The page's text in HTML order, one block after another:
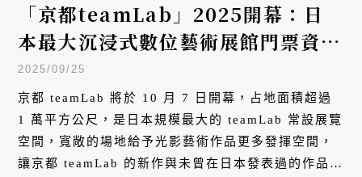
「京都teamLab」2025開幕：日
本最大沉浸式數位藝術展館門票資
訊、作品介紹完整攻略
2025/09/25
京都 teamLab 將於 10 月 7 日開幕，占地面積超過
1 萬平方公尺，是日本規模最大的 teamLab 常設展覽
空間，寬敞的場地給予光影藝術作品更多發揮空間，
讓京都 teamLab 的新作與未曾在日本發表過的作品，